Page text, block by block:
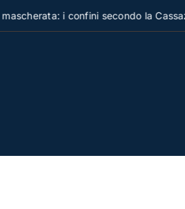
i confini secondo la Cassazione